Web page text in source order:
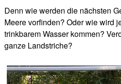
Denn wie werden die nächsten
Meere vorfinden? Oder wie wird
trinkbarem Wasser kommen?
ganze Landstriche?